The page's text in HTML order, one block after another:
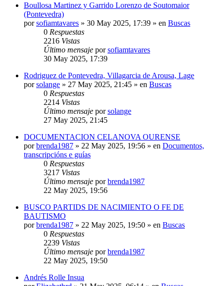
Boullosa Martinez y Garrido Lorenzo de Soutomaior
(Pontevedra)
porsofiamtavares » 30 May 2025, 17:39 » en Buscas
0 Respuestas
2216 Vistas
Último mensaje porsofiamtavares
30 May 2025, 17:39
Rodriguez de Pontevedra, Villagarcia de Arousa, Lage
porsolange » 27 May 2025, 21:45 » en Buscas
0 Respuestas
2214 Vistas
Último mensaje porsolange
27 May 2025, 21:45
DOCUMENTACION CELANOVA OURENSE
porbrenda1987 » 22 May 2025, 19:56 » en Documentos,
transcripcións e guías
0 Respuestas
3217 Vistas
Último mensaje porbrenda1987
22 May 2025, 19:56
BUSCO PARTIDS DE NACIMIENTO O FE DE
BAUTISMO
porbrenda1987 » 22 May 2025, 19:50 » en Buscas
0 Respuestas
2239 Vistas
Último mensaje porbrenda1987
22 May 2025, 19:50
Andrés Rolle Insua